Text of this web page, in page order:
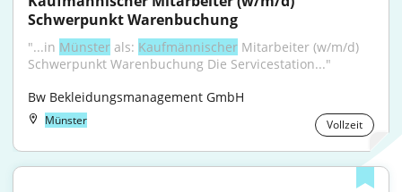
Schwerpunkt Warenbuchung
"...in Münster als: Kaufmännischer Mitarbeiter (w/m/d)
Schwerpunkt Warenbuchung Die Servicestation..."
Bw Bekleidungsmanagement GmbH
Münster Vollzeit